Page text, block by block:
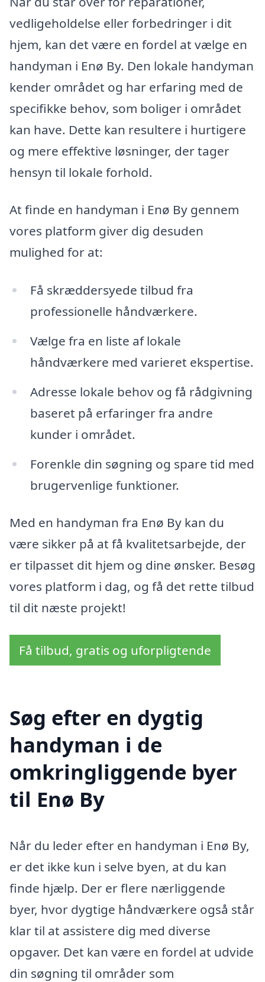
vedligeholdelse eller forbedringer i dit
hjem, kan det være en fordel at vælge en
handyman i Enø By. Den lokale handyman
kender området og har erfaring med de
specifikke behov, som boliger i området
kan have. Dette kan resultere i hurtigere
og mere effektive løsninger, der tager
hensyn til lokale forhold.
At finde en handyman i Enø By gennem
vores platform giver dig desuden
mulighed for at:
Få skræddersyede tilbud fra
professionelle håndværkere.
Vælge fra en liste af lokale
håndværkere med varieret ekspertise.
Adresse lokale behov og få rådgivning
baseret på erfaringer fra andre
kunder i området.
Forenkle din søgning og spare tid med
brugervenlige funktioner.
Med en handyman fra Enø By kan du
være sikker på at få kvalitetsarbejde, der
er tilpasset dit hjem og dine ønsker. Besøg
vores platform i dag, og få det rette tilbud
til dit næste projekt!
Få tilbud, gratis og uforpligtende
Søg efter en dygtig
handyman i de
omkringliggende byer
til Enø By
Når du leder efter en handyman i Enø By,
er det ikke kun i selve byen, at du kan
finde hjælp. Der er flere nærliggende
byer, hvor dygtige håndværkere også står
klar til at assistere dig med diverse
opgaver. Det kan være en fordel at udvide
din søgning til områder som